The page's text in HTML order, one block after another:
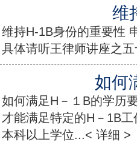
维
维持H-1B身份的重要性
具体请听王律师讲座之
如何
如何满足H－１B的学历
才能满足特定的H－1B
本科以上学位...< 详细 >